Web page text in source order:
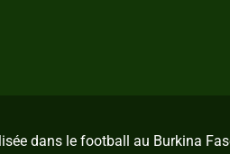
dans le football au Burkina